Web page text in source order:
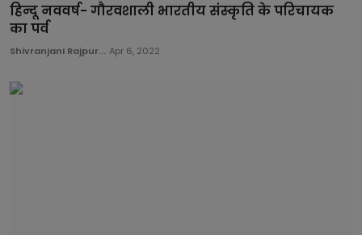
हिन्दू नववर्ष- गौरवशाली भारतीय संस्कृति के परिचायक
का पर्व
Shivranjani Rajpur... Apr 6, 2022